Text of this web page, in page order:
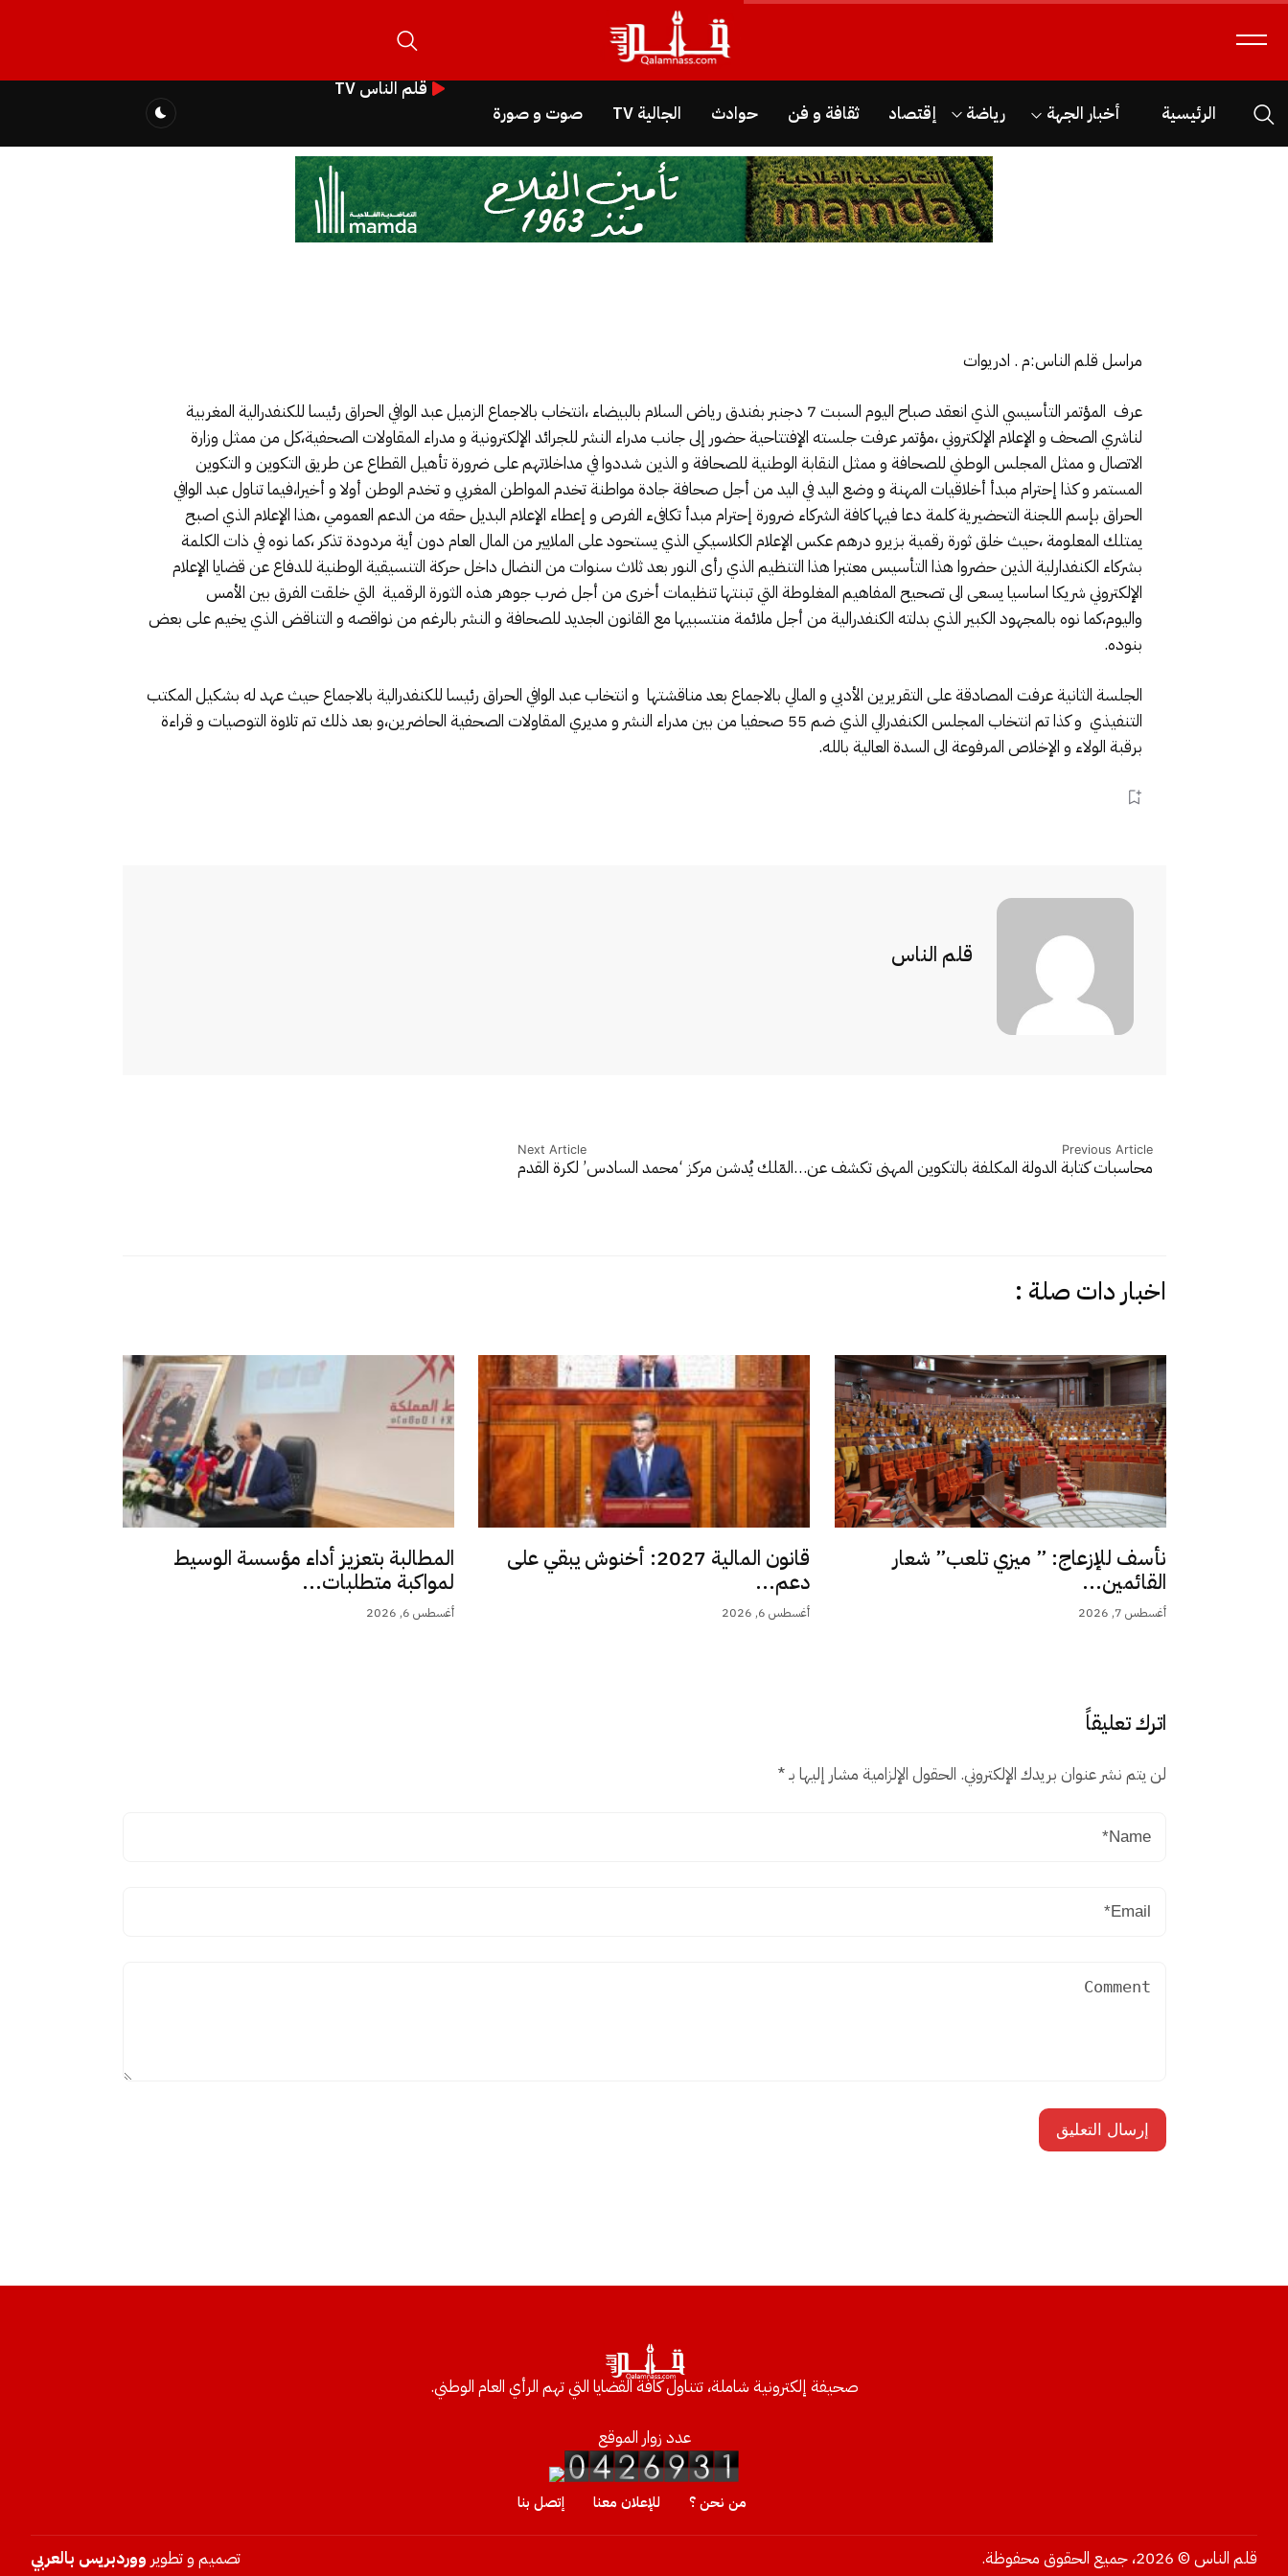
الرئيسية أخبار الجهة رياضة إقتصاد ثقافة و فن حوادث الجالية TV صوت و صورة
قلم الناس TV
مراسل قلم الناس:م . ادريوات
عرف المؤتمر التأسيسي الذي انعقد صباح اليوم السبت 7 دجنبر بفندق رياض السلام بالبيضاء ،انتخاب بالاجماع الزميل عبد الوافي الحراق رئيسا للكنفدرالية المغربية
لناشري الصحف و الإعلام الإلكتروني ،مؤتمر عرفت جلسته الإفتتاحية حضور إلى جانب مدراء النشر للجرائد الإلكترونية و مدراء المقاولات الصحفية،كل من ممثل وزارة
الاتصال و ممثل المجلس الوطني للصحافة و ممثل النقابة الوطنية للصحافة و الذين شددوا في مداخلاتهم على ضرورة تأهيل القطاع عن طريق التكوين و التكوين
المستمر و كذا إحترام مبدأ أخلاقيات المهنة و وضع اليد في اليد من أجل صحافة جادة مواطنة تخدم المواطن المغربي و تخدم الوطن أولا و أخيرا،فيما تناول عبد الوافي
الحراق بإسم اللجنة التحضيرية كلمة دعا فيها كافة الشركاء ضرورة إحترام مبدأ تكافىء الفرص و إعطاء الإعلام البديل حقه من الدعم العمومي ،هذا الإعلام الذي اصبح
يمتلك المعلومة ،حيث خلق ثورة رقمية بزيرو درهم عكس الإعلام الكلاسيكي الذي يستحود على الملايير من المال العام دون أية مردودة تذكر ،كما نوه في ذات الكلمة
بشركاء الكنفدارلية الذين حضروا هذا التأسيس معتبرا هذا التنظيم الذي رأى النور بعد ثلاث سنوات من النضال داخل حركة التنسيقية الوطنية للدفاع عن قضايا الإعلام
الإلكتروني شريكا اساسيا يسعى الى تصحيح المفاهيم المغلوطة التي تبنتها تنظيمات أخرى من أجل ضرب جوهر هذه الثورة الرقمية التي خلقت الفرق بين الأمس
واليوم،كما نوه بالمجهود الكبير الذي بدلته الكنفدرالية من أجل ملائمة منتسبيها مع القانون الجديد للصحافة و النشر بالرغم من نواقصه و التناقض الذي يخيم على بعض
بنوده.
الجلسة الثانية عرفت المصادقة على التقريرين الأدبي و المالي بالاجماع بعد مناقشتها و انتخاب عبد الوافي الحراق رئيسا للكنفدرالية بالاجماع حيث عهد له بشكيل المكتب
التنفيذي و كذا تم انتخاب المجلس الكنفدرالي الذي ضم 55 صحفيا من بين مدراء النشر و مديري المقاولات الصحفية الحاضرين،و بعد ذلك تم تلاوة التوصيات و قراءة
برقبة الولاء و الإخلاص المرفوعة الى السدة العالية بالله.
قلم الناس
Previous Article
محاسبات كتابة الدولة المكلفة بالتكوين المهني تكشف عن…
Next Article
المٓلك يُدشن مركز ‘محمد السادس’ لكرة القدم
اخبار دات صلة :
نأسف للإزعاج: ” ميزي تلعب” شعار
القائمين...
أغسطس 7, 2026
قانون المالية 2027: أخنوش يبقي على
دعم...
أغسطس 6, 2026
المطالبة بتعزيز أداء مؤسسة الوسيط
لمواكبة متطلبات...
أغسطس 6, 2026
اترك تعليقاً
لن يتم نشر عنوان بريدك الإلكتروني. الحقول الإلزامية مشار إليها بـ*
صحيفة إلكترونية شاملة، تتناول كافة القضايا التي تهم الرأي العام الوطني.
عدد زوار الموقع
من نحن ؟ للإعلان معنا إتصل بنا
قلم الناس © 2026، جميع الحقوق محفوظة. تصميم و تطوير ووردبريس بالعربي